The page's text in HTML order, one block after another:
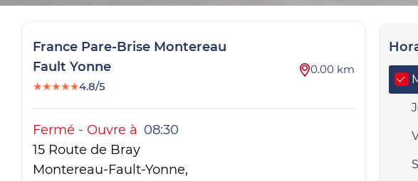
France Pare-Brise Montereau
Fault Yonne
★★★★★4.8/5
0.00 km
Fermé - Ouvre à 08:30
15 Route de Bray
Montereau-Fault-Yonne,